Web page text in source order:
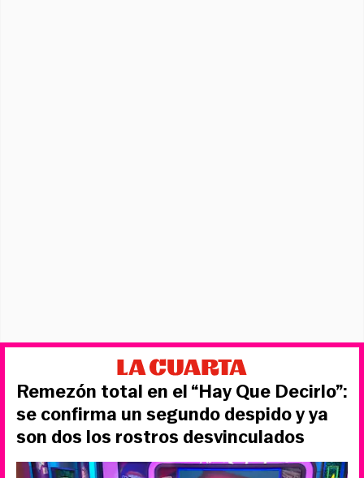
Remezón total en el “Hay Que Decirlo”:
se confirma un segundo despido y ya
son dos los rostros desvinculados